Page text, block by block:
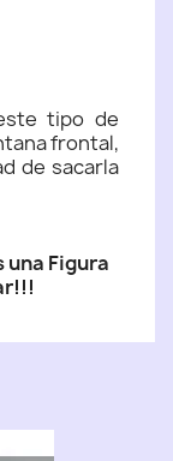
tipo de
frontal,
de sacarla
una Figura